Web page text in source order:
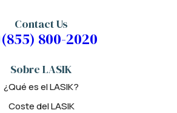
Sobre LASIK
¿Qué es el LASIK?
Coste del LASIK
Contact Us
(855) 800-2020